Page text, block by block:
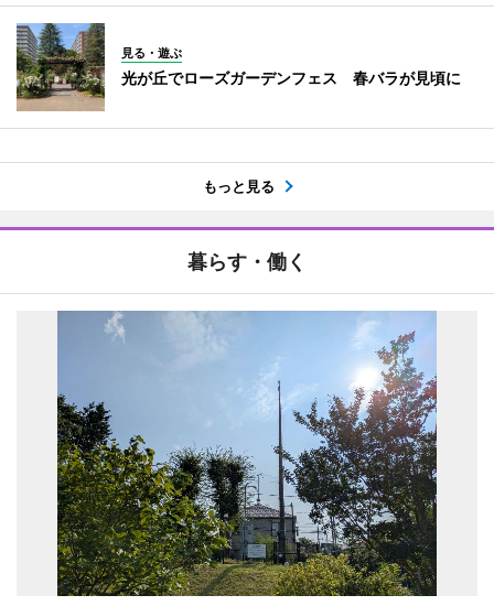
見る・遊ぶ
光が丘でローズガーデンフェス 春バラが見頃に
もっと見る
暮らす・働く